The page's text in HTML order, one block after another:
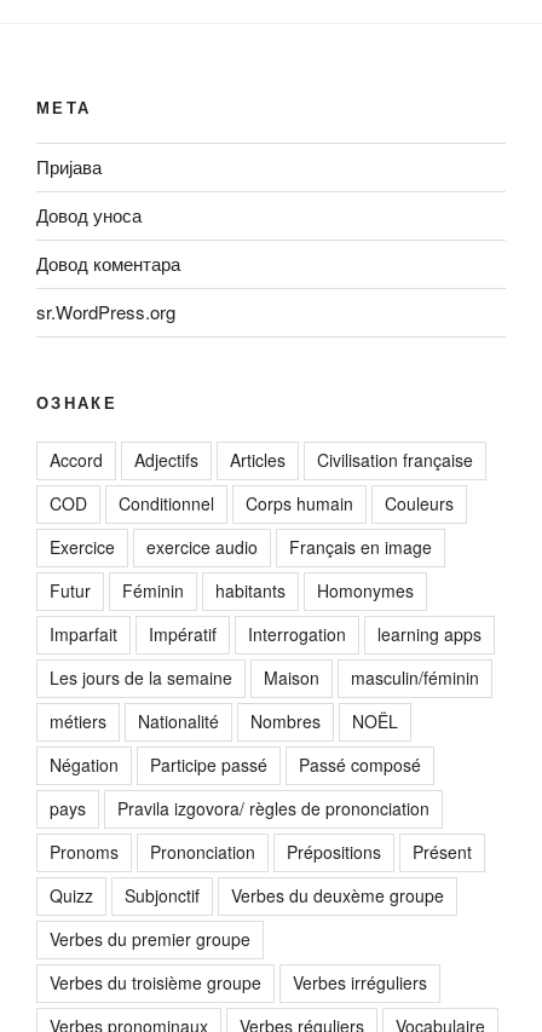
МЕТА
Пријава
Довод уноса
Довод коментара
sr.WordPress.org
ОЗНАКЕ
Accord Adjectifs Articles
Civilisation française
COD
Conditionnel Corps humain
Couleurs
Exercice
exercice audio
Français en image
Futur
Féminin habitants
Homonymes
Imparfait
Impératif Interrogation
learning apps
Les jours de la semaine
Maison
masculin/féminin
métiers
Nationalité Nombres
NOËL
Négation
Participe passé
Passé composé
pays
Pravila izgovora/ règles de prononciation
Pronoms
Prononciation Prépositions
Présent
Quizz
Subjonctif
Verbes du deuxème groupe
Verbes du premier groupe
Verbes du troisième groupe
Verbes irréguliers
Verbes pronominaux
Verbes réguliers Vocabulaire